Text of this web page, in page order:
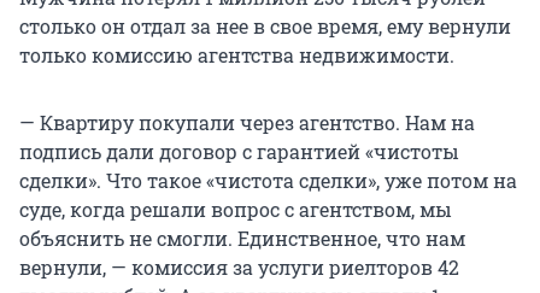
столько он отдал за нее в свое время, ему вернули
только комиссию агентства недвижимости.
— Квартиру покупали через агентство. Нам на
подпись дали договор с гарантией «чистоты
сделки». Что такое «чистота сделки», уже потом на
суде, когда решали вопрос с агентством, мы
объяснить не смогли. Единственное, что нам
вернули, — комиссия за услуги риелторов 42